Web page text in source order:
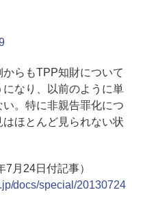
らもTPP知財について
なり、以前のように単
。特に非親告罪化につ
ほとんど見られない状
月24日付記事）
docs/special/20130724